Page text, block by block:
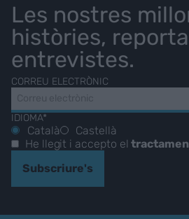
Les nostres
històries,
entrevistes.
CORREU ELECTRÒNIC
IDIOMA*
Català
Castellà
He llegit i accepto el
Subscriure's